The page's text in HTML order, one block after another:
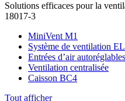
Solutions efficaces pour la
18017-3
MiniVent M1
Système de ventilation
Entrées d’air autoréglables
Ventilation centralisée
Caisson BC4
Tout afficher